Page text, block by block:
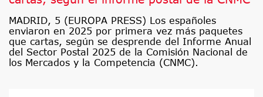
MADRID, 5 (EUROPA PRESS) Los españoles
enviaron en 2025 por primera vez más paquetes
que cartas, según se desprende del Informe Anual
del Sector Postal 2025 de la Comisión Nacional de
los Mercados y la Competencia (CNMC).